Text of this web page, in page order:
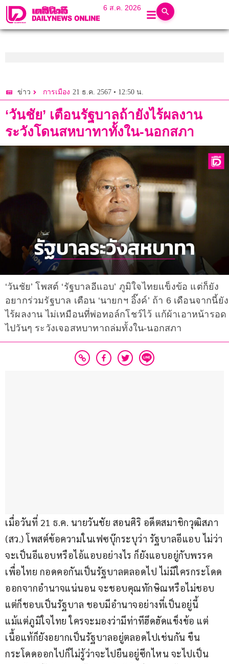
6 ส.ค. 2026
ข่าว การเมือง 21 ธ.ค. 2567 • 12:50 น.
‘วันชัย’ เตือนรัฐบาลถ้ายังไร้ผลงาน
ระวังโดนสหบาทาทั้งใน-นอกสภา
‘วันชัย’ โพสต์ ‘รัฐบาลอีแอบ’ ภูมิใจไทยแข็งข้อ แต่ก็ยัง
อยากร่วมรัฐบาล เตือน ‘นายกฯ อิ๊งค์’ ถ้า 6 เดือนจากนี้ยัง
ไร้ผลงาน ไม่เหมือนที่พ่อทอล์กโชว์ไว้ แก้ผ้าเอาหน้ารอด
ไปวันๆ ระวังเจอสหบาทาถล่มทั้งใน-นอกสภา
เมื่อวันที่ 21 ธ.ค. นายวันชัย สอนศิริ อดีตสมาชิกวุฒิสภา
(สว.) โพสต์ข้อความในเฟซบุ๊กระบุว่า รัฐบาลอีแอบ ไม่ว่า
จะเป็นอีแอบหรือไอ้แอบอย่างไร ก็ยังแอบอยู่กับพรรค
เพื่อไทย กอดคอกันเป็นรัฐบาลตลอดไป ไม่มีใครกระโดด
ออกจากอำนาจแน่นอน จะชอบคุณทักษิณหรือไม่ชอบ
แต่ก็ชอบเป็นรัฐบาล ชอบมีอำนาจอย่างที่เป็นอยู่นี้
แม้แต่ภูมิใจไทย ใครจะมองว่ามีท่าทีฮึดฮัดแข็งข้อ แต่
เนื้อแท้ก็ยังอยากเป็นรัฐบาลอยู่ตลอดไปเช่นกัน ขืน
กระโดดออกไปก็ไม่รู้ว่าจะไปยืนอยู่ซีกไหน จะไปเป็น